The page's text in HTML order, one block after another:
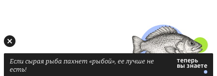
Если сырая рыба пахнет «рыбой», ее лучше не
есть!